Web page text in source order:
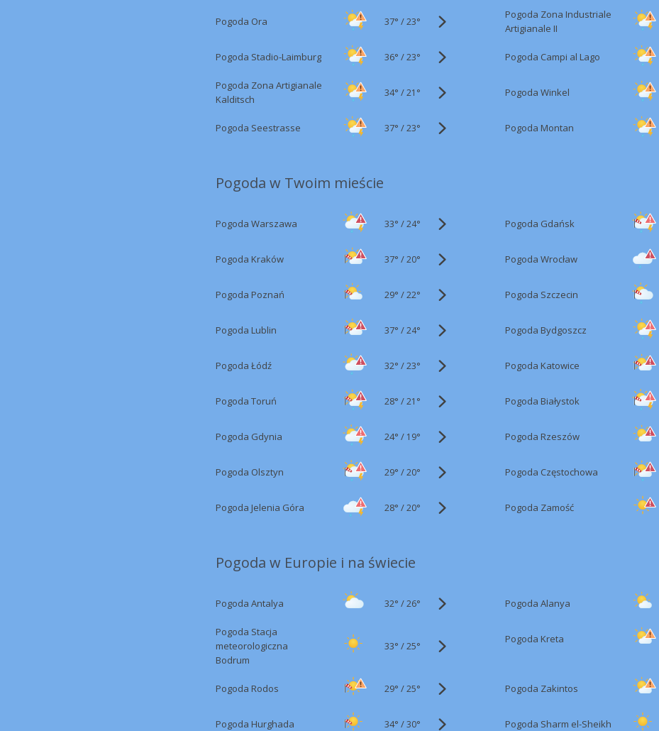
Pogoda Ora 37° /23°
Pogoda Zona Industriale
Artigianale II
Pogoda Stadio-Laimburg 36° /23° Pogoda Campi al Lago
Pogoda Zona Artigianale
Kalditsch
34° /21° Pogoda Winkel
Pogoda Seestrasse 37° /23° Pogoda Montan
Pogoda w Twoim mieście
Pogoda Warszawa 33° /24° Pogoda Gdańsk
Pogoda Kraków 37° /20° Pogoda Wrocław
Pogoda Poznań 29° /22° Pogoda Szczecin
Pogoda Lublin 37° /24° Pogoda Bydgoszcz
Pogoda Łódź 32° /23° Pogoda Katowice
Pogoda Toruń 28° /21° Pogoda Białystok
Pogoda Gdynia 24° / 19° Pogoda Rzeszów
Pogoda Olsztyn 29° /20° Pogoda Częstochowa
Pogoda Jelenia Góra 28° /20° Pogoda Zamość
Pogoda w Europie i na świecie
Pogoda Antalya 32° /26° Pogoda Alanya
Pogoda Stacja
meteorologiczna
Bodrum
33° /25°
Pogoda Kreta
Pogoda Rodos 29° /25° Pogoda Zakintos
Pogoda Hurghada 34° /30° Pogoda Sharm el-Sheikh